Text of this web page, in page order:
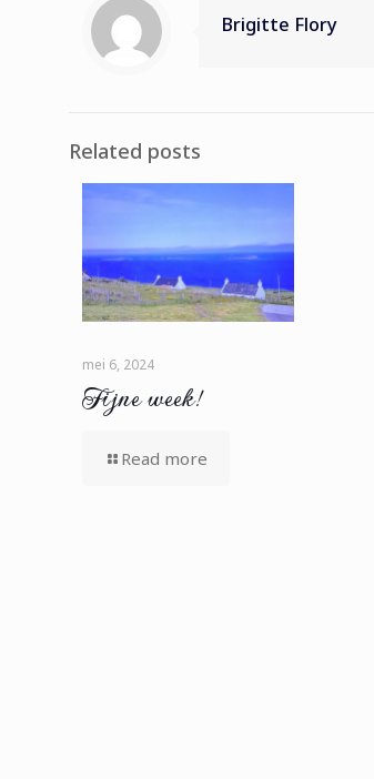
Brigitte Flory
Related posts
mei 6, 2024
Fijne week!
Read more